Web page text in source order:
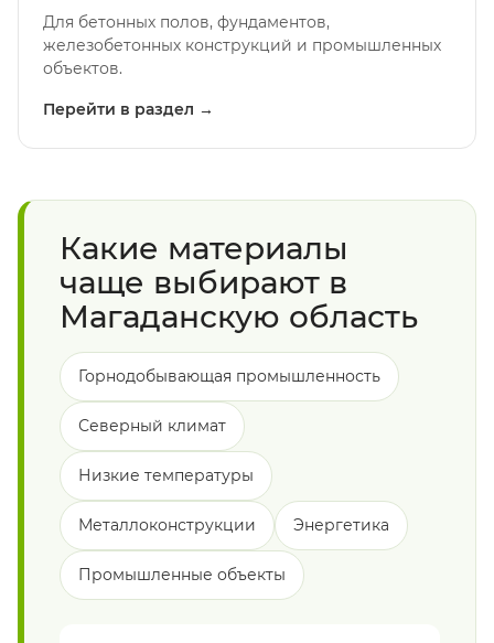
Для бетонных полов, фундаментов,
железобетонных конструкций и промышленных
объектов.
Перейти в раздел →
Какие материалы
чаще выбирают в
Магаданскую область
Горнодобывающая промышленность
Северный климат
Низкие температуры
Металлоконструкции Энергетика
Промышленные объекты